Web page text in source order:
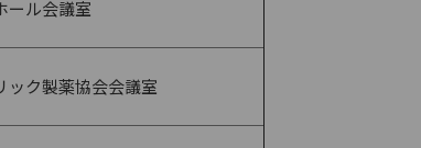
ール会議室
ック製薬協会会議室